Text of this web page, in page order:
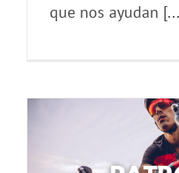
que nos ayudan